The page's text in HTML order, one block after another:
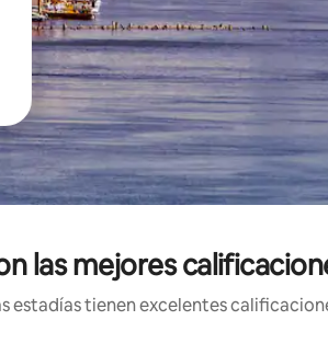
las mejores
estadías tienen excelentes